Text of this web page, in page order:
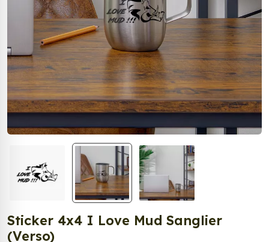
Sticker 4x4 I Love Mud Sanglier
(Verso)